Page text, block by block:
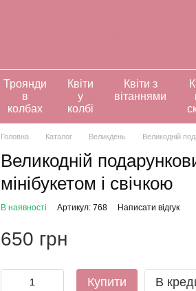
Троянди
в
колбах
Квіти
у
колбі
Квіти з
вітаннями
Головна Каталог Великдень Великодній
Великодній
мінібукетом і свічкою
В наявності Артикул: 768 Написати відгук
650 грн
Купити В